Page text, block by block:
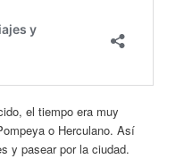
el tiempo era muy
o Herculano. Así
y pasear por la ciudad.